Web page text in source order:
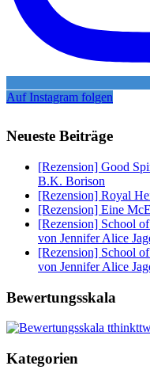
Auf Instagram folgen
Neueste Beiträge
[Rezension] Good
B.K. Borison
[Rezension] Royal
[Rezension] Eine
[Rezension] School
von Jennifer Alice
[Rezension] School
von Jennifer Alice
Bewertungsskala
Kategorien